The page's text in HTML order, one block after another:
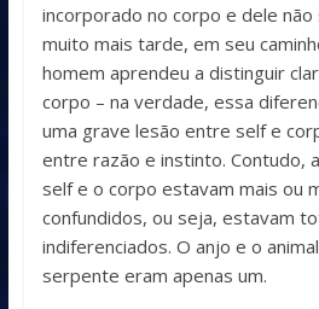
incorporado no corpo e dele
muito mais tarde, em seu
homem aprendeu a distinguir
corpo – na verdade, essa
uma grave lesão entre self e
entre razão e instinto. Contudo,
self e o corpo estavam mais ou
confundidos, ou seja, estavam
indiferenciados. O anjo e o
serpente eram apenas um.